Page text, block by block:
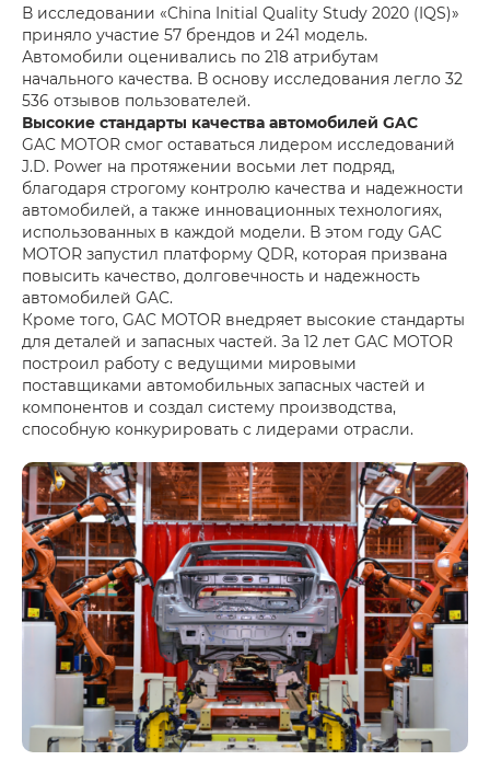
В исследовании «China Initial Quality Study 2020 (IQS)»
приняло участие 57 брендов и 241 модель.
Автомобили оценивались по 218 атрибутам
начального качества. В основу исследования легло 32
536 отзывов пользователей.
Высокие стандарты качества автомобилей GAC
GAC MOTOR смог оставаться лидером исследований
J.D. Power на протяжении восьми лет подряд,
благодаря строгому контролю качества и надежности
автомобилей, а также инновационных технологиях,
использованных в каждой модели. В этом году GAC
MOTOR запустил платформу QDR, которая призвана
повысить качество, долговечность и надежность
автомобилей GAC.
Кроме того, GAC MOTOR внедряет высокие стандарты
для деталей и запасных частей. За 12 лет GAC MOTOR
построил работу с ведущими мировыми
поставщиками автомобильных запасных частей и
компонентов и создал систему производства,
способную конкурировать с лидерами отрасли.